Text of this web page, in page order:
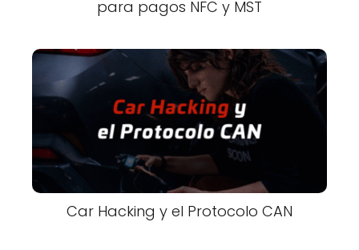
para pagos NFC y MST
Car Hacking y el Protocolo CAN